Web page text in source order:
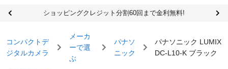
ショッピングクレジット分割60回まで金利無料!
コンパクトデ
ジタルカメラ
メーカ
ーで選
ぶ
パナソ
ニック
パナソニック LUMIX
DC-L10-K ブラック